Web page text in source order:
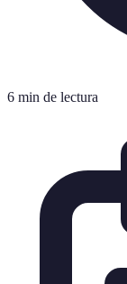
6 min de lectura